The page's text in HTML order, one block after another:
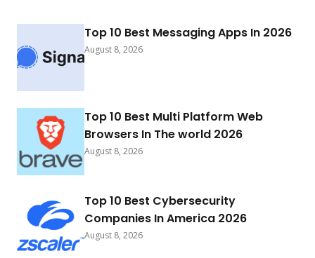
Top 10 Best Messaging Apps In 2026
August 8, 2026
Top 10 Best Multi Platform Web
Browsers In The world 2026
August 8, 2026
Top 10 Best Cybersecurity
Companies In America 2026
August 8, 2026